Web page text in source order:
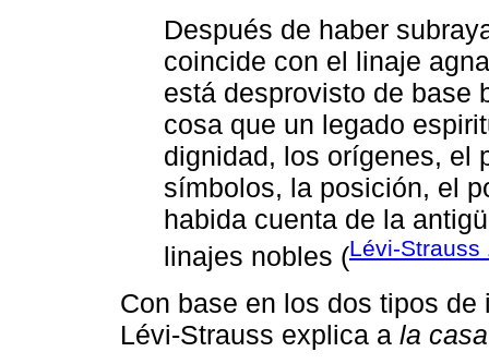
Después de haber
coincide con el linaje
está desprovisto de base
cosa que un legado
dignidad, los orígenes, el
símbolos, la posición, el
habida cuenta de la
linajes nobles (Lévi-Strauss
Con base en los dos tipos
Lévi-Strauss explica a la casa